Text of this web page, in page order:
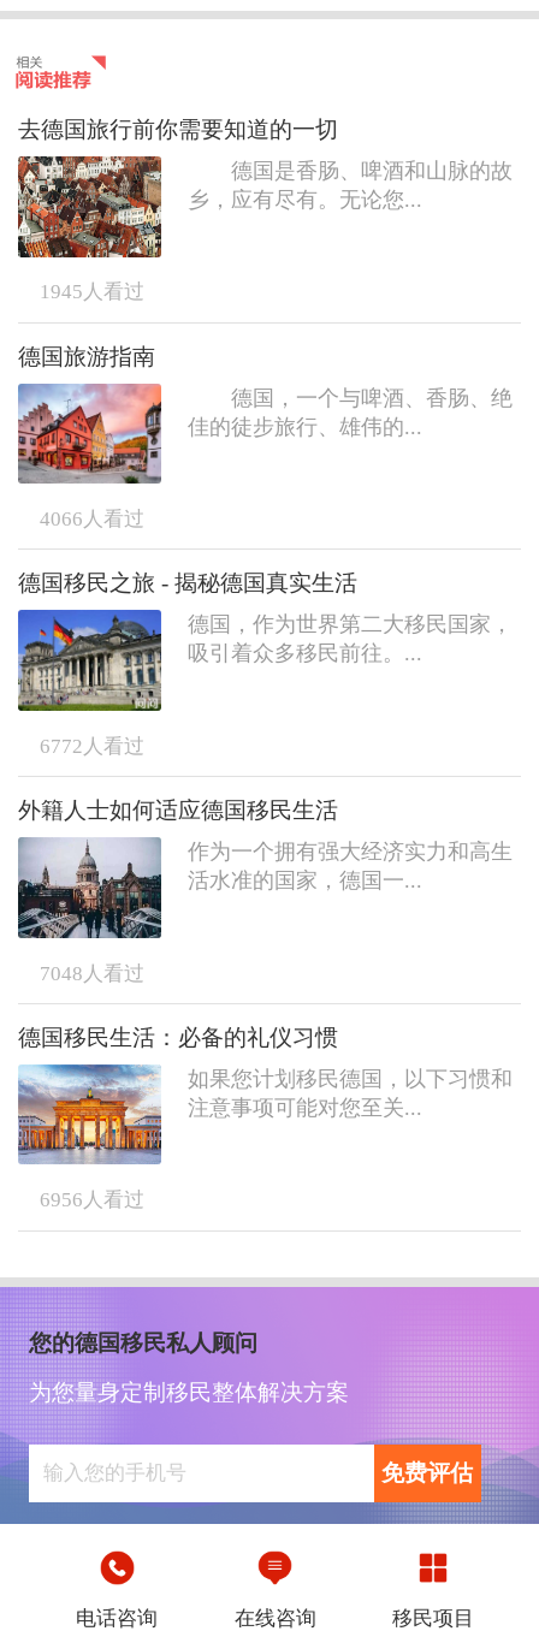
去德国旅行前你需要知道的一切
德国是香肠、啤酒和山脉的故
乡，应有尽有。无论您...
1945 人看过
德国旅游指南
德国，一个与啤酒、香肠、绝
佳的徒步旅行、雄伟的...
4066 人看过
德国移民之旅 - 揭秘德国真实生活
德国，作为世界第二大移民国家，
吸引着众多移民前往。...
6772 人看过
外籍人士如何适应德国移民生活
作为一个拥有强大经济实力和高生
活水准的国家，德国一...
7048 人看过
德国移民生活：必备的礼仪习惯
如果您计划移民德国，以下习惯和
注意事项可能对您至关...
6956 人看过
您的德国移民私人顾问
为您量身定制移民整体解决方案
免费评估
电话咨询 在线咨询 移民项目